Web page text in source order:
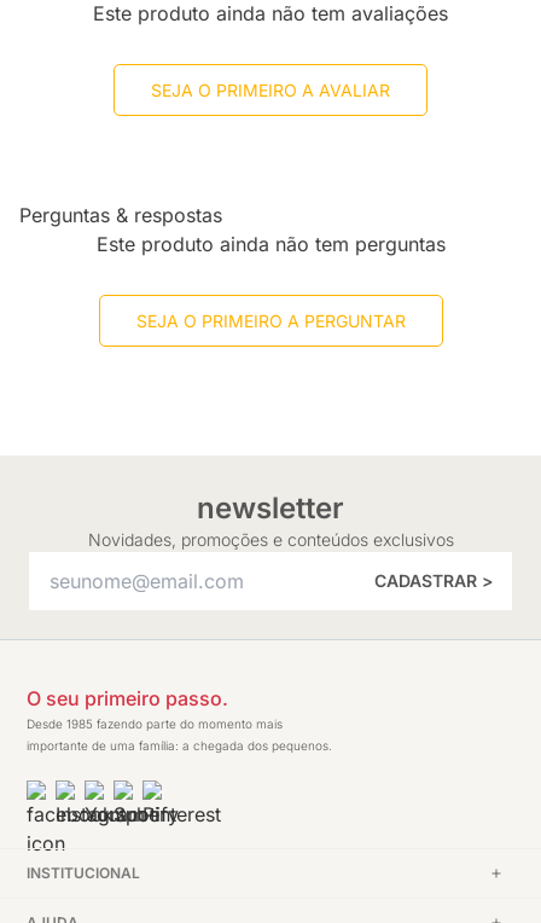
Este produto ainda não tem avaliações
SEJA O PRIMEIRO A AVALIAR
Perguntas & respostas
Este produto ainda não tem perguntas
SEJA O PRIMEIRO A PERGUNTAR
newsletter
Novidades, promoções e conteúdos exclusivos
CADASTRAR >
O seu primeiro passo.
Desde 1985 fazendo parte do momento mais
importante de uma família: a chegada dos pequenos.
INSTITUCIONAL